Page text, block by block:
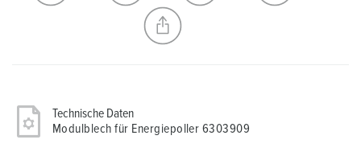
Technische Daten
Modulblech für Energiepoller 6303909